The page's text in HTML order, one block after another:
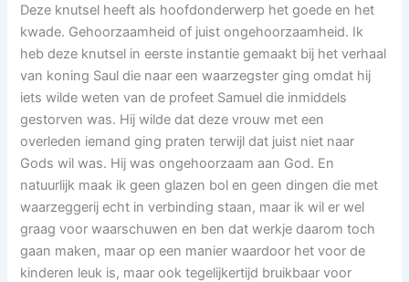
Deze knutsel heeft als hoofdonderwerp het goede en het
kwade. Gehoorzaamheid of juist ongehoorzaamheid. Ik
heb deze knutsel in eerste instantie gemaakt bij het verhaal
van koning Saul die naar een waarzegster ging omdat hij
iets wilde weten van de profeet Samuel die inmiddels
gestorven was. Hij wilde dat deze vrouw met een
overleden iemand ging praten terwijl dat juist niet naar
Gods wil was. Hij was ongehoorzaam aan God. En
natuurlijk maak ik geen glazen bol en geen dingen die met
waarzeggerij echt in verbinding staan, maar ik wil er wel
graag voor waarschuwen en ben dat werkje daarom toch
gaan maken, maar op een manier waardoor het voor de
kinderen leuk is, maar ook tegelijkertijd bruikbaar voor